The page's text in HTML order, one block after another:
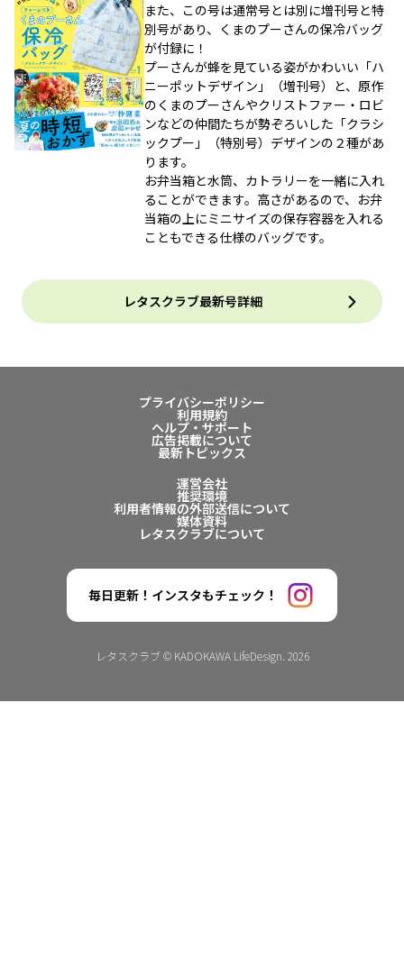
また、この号は通常号とは別に増刊号と特
別号があり、くまのプーさんの保冷バッグ
が付録に！
プーさんが蜂を見ている姿がかわいい「ハ
ニーポットデザイン」（増刊号）と、原作
のくまのプーさんやクリストファー・ロビ
ンなどの仲間たちが勢ぞろいした「クラシ
ックプー」（特別号）デザインの２種があ
ります。
お弁当箱と水筒、カトラリーを一緒に入れ
ることができます。高さがあるので、お弁
当箱の上にミニサイズの保存容器を入れる
こともできる仕様のバッグです。
レタスクラブ最新号詳細
プライバシーポリシー
利用規約
ヘルプ・サポート
広告掲載について
最新トピックス
運営会社
推奨環境
利用者情報の外部送信について
媒体資料
レタスクラブについて
毎日更新！インスタもチェック！
レタスクラブ © KADOKAWA LifeDesign. 2026